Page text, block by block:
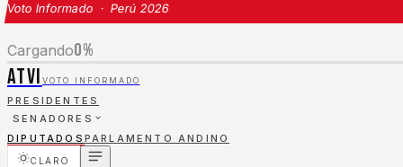
Voto Informado · Perú 2026
Cargando0%
ATVI VOTO INFORMADO
PRESIDENTES
SENADORES
DIPUTADOS PARLAMENTO ANDINO
CLARO